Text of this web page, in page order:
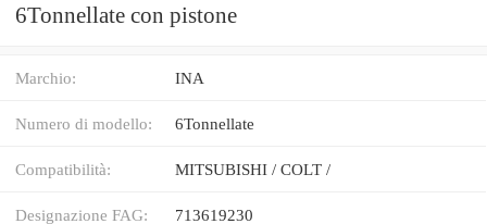
6Tonnellate con pistone
Marchio: INA
Numero di modello: 6Tonnellate
Compatibilità: MITSUBISHI / COLT /
Designazione FAG: 713619230